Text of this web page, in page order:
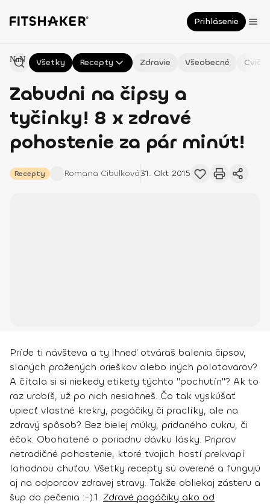
Prihlásenie
Všetky Recepty Zdravie Všeobecné
Zabudni na čipsy a
tyčinky! 8 x zdravé
pohostenie za pár minút!
Recepty Romana Cibulková31. Okt 2015
NaN
Príde ti návšteva a ty ihneď otváraš balenia čipsov,
slaných pražených orieškov alebo iných polotovarov?
A čítala si si niekedy etikety týchto "pochutín"? Ak to
raz urobíš, už po nich nesiahneš. Čo tak vyskúšať
upiecť vlastné krekry, pagáčiky či praclíky, ale na
zdravý spôsob? Bez bielej múky, pridaného cukru, či
éčok. Obohatené o poriadnu dávku lásky. Priprav
netradičné pohostenie, ktoré tvojich hostí prekvapí
lahodnou chuťou. Všetky recepty sú overené a fungujú
aj na odporcov zdravej stravy. Takže obliekaj zásteru a
šup do pečenia :-).1. Zdravé pagáčiky ako od